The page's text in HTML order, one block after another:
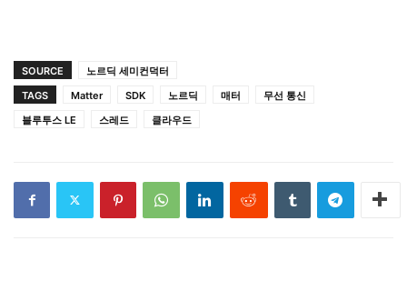
SOURCE
노르딕 세미컨덕터
TAGS
Matter SDK 노르딕 매터
무선 통신
블루투스 LE
스레드 클라우드